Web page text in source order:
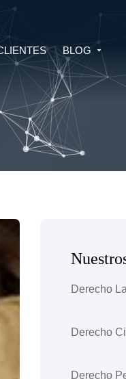
SALUD Y
DERECHO MINERO
BLOG
Derecho
Derecho
Derecho